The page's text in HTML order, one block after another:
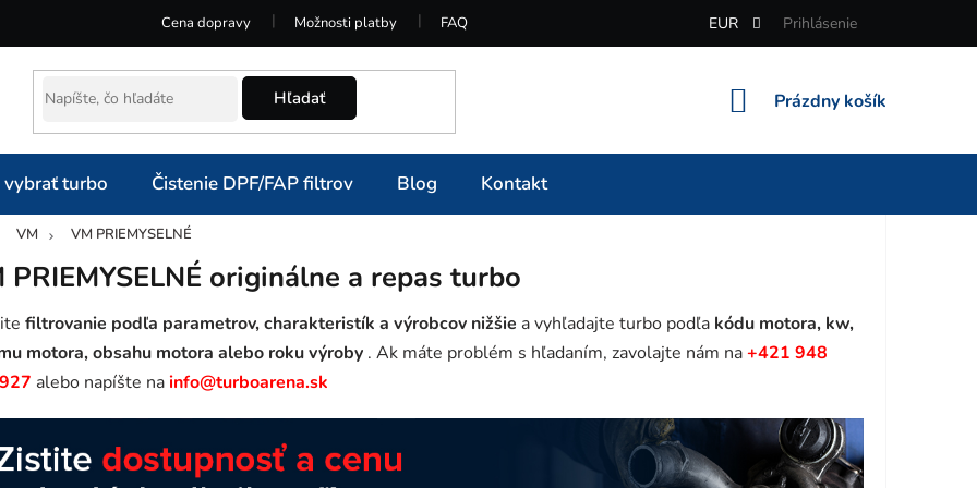
Cena dopravy Možnosti platby FAQ EUR Prihlásenie
Hľadať
NÁKUPNÝ
Prázdny košík
turbo Čistenie DPF/FAP filtrov Blog Kontakt
VM VM PRIEMYSELNÉ
PRIEMYSELNÉ originálne a repas turbo
filtrovanie podľa parametrov, charakteristík a výrobcov nižšie a vyhľadajte turbo podľa kódu motora, kw,
motora, obsahu motora alebo roku výroby . Ak máte problém s hľadaním, zavolajte nám na+421 948
alebo napíšte nainfo@turboarena.sk